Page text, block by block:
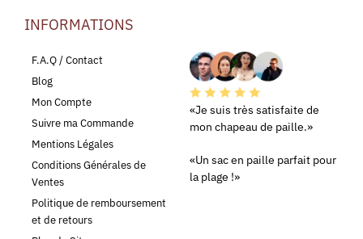
INFORMATIONS
F.A.Q / Contact
Blog
Mon Compte
Suivre ma Commande
Mentions Légales
Conditions Générales de
Ventes
Politique de remboursement
et de retours
«Je suis très satisfaite de
mon chapeau de paille.»
«Un sac en paille parfait pour
la plage !»